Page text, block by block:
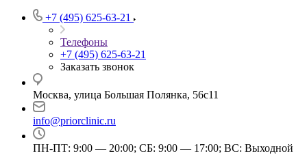
+7 (495) 625-63-21
Телефоны
+7 (495) 625-63-21
Заказать звонок
Москва, улица Большая Полянка, 56с11
info@priorclinic.ru
ПН-ПТ: 9:00 — 20:00; СБ: 9:00 — 17:00; ВС: Выходной